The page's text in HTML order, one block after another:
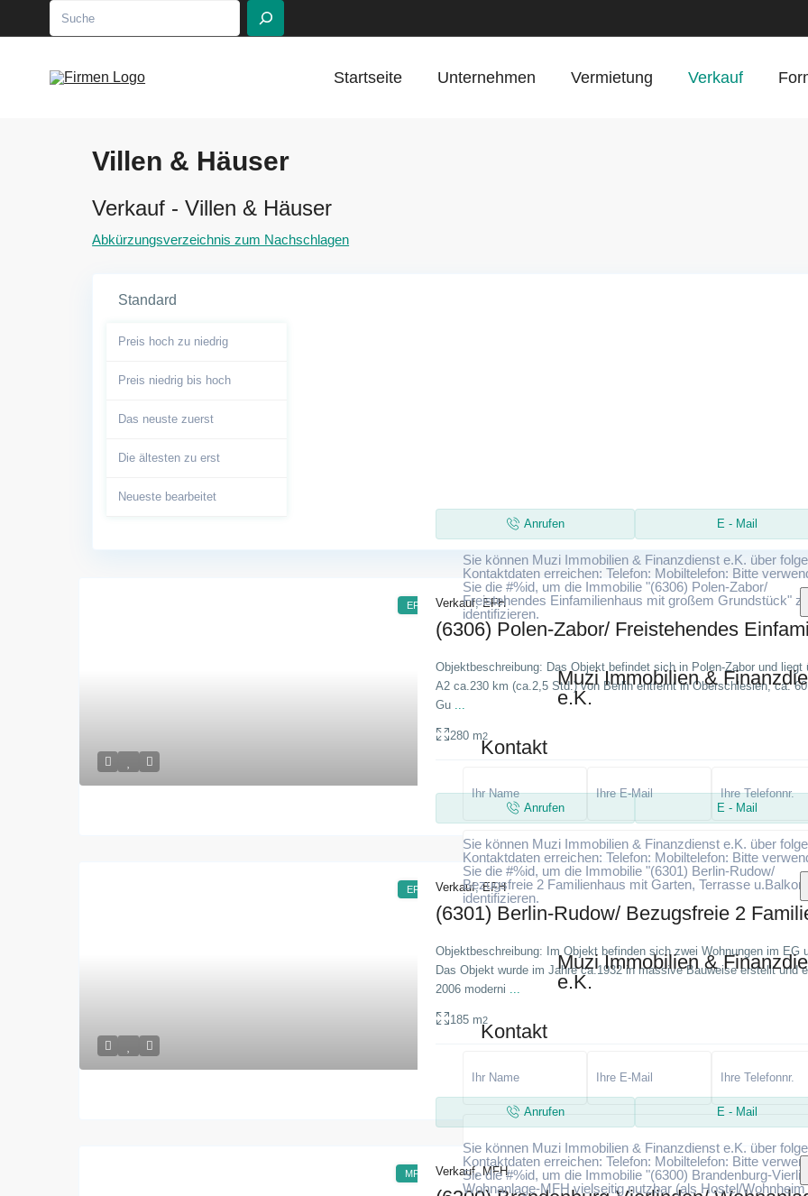
Suchen
Startseite Unternehmen Vermietung Verkauf
Villen & Häuser
Verkauf - Villen & Häuser
Abkürzungsverzeichnis zum Nachschlagen
Standard
Preis hoch zu niedrig
Preis niedrig bis hoch
Das neuste zuerst
Die ältesten zu erst
Neueste bearbeitet
EFH Verkauf,EFH
(6306) Polen-Zabor/ Freistehendes
Objektbeschreibung: Das Objekt befindet sich in Polen-Zabor und liegt
A2 ca.230 km (ca.2,5 Std.) von Berlin entfernt in Oberschlesien, ca.
Gu ...
280 m2
Anrufen E - Mail
Sie können Muzi Immobilien & Finanzdienst e.K. über
Kontaktdaten erreichen: Telefon: Mobiltelefon: Bitte
Sie die #%id, um die Immobilie "(6306) Polen-Zabor/
Freistehendes Einfamilienhaus mit großem Grundstück" zu
identifizieren.
Muzi Immobilien &
e.K.
Kontakt
Ich stimme zuIch habe die Datenschutzerklärung
EFH Verkauf,EFH
(6301) Berlin-Rudow/ Bezugsfreie 2
Objektbeschreibung: Im Objekt befinden sich zwei Wohnungen im EG
Das Objekt wurde im Jahre ca.1932 in massive Bauweise erstellt und
2006 moderni ...
185 m2
Anrufen E - Mail
Sie können Muzi Immobilien & Finanzdienst e.K. über
Kontaktdaten erreichen: Telefon: Mobiltelefon: Bitte
Sie die #%id, um die Immobilie "(6301) Berlin-Rudow/
Bezugsfreie 2 Familienhaus mit Garten, Terrasse
identifizieren.
Muzi Immobilien &
e.K.
Kontakt
MFH Verkauf, MFH
Anrufen E - Mail
Sie können Muzi Immobilien & Finanzdienst e.K. über
Kontaktdaten erreichen: Telefon: Mobiltelefon: Bitte
Sie die #%id, um die Immobilie "(6300) Brandenburg-
Wohnanlage-MFH vielseitig nutzbar (als Hostel/Wohnheim